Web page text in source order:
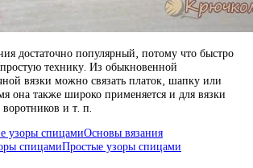
достаточно популярный, потому что быстро
технику. Из обыкновенной
вязки можно связать платок, шапку или
она также широко применяется и для вязки
и т. п.
узоры спицамиОсновы вязания
спицамиПростые узоры спицами